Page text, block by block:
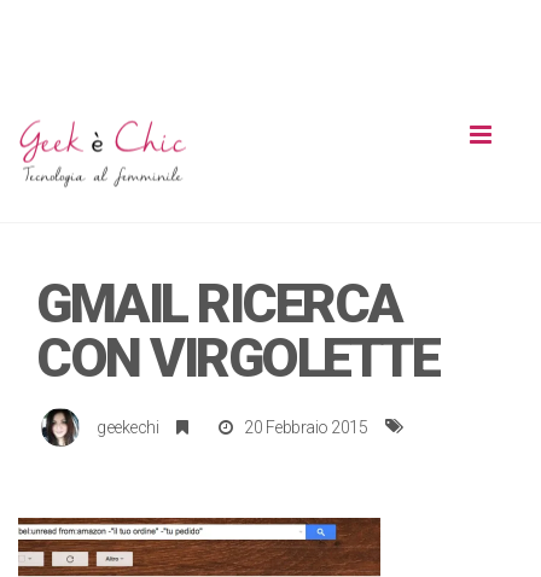
GMAIL RICERCA
CON VIRGOLETTE
geekechi 20 Febbraio 2015